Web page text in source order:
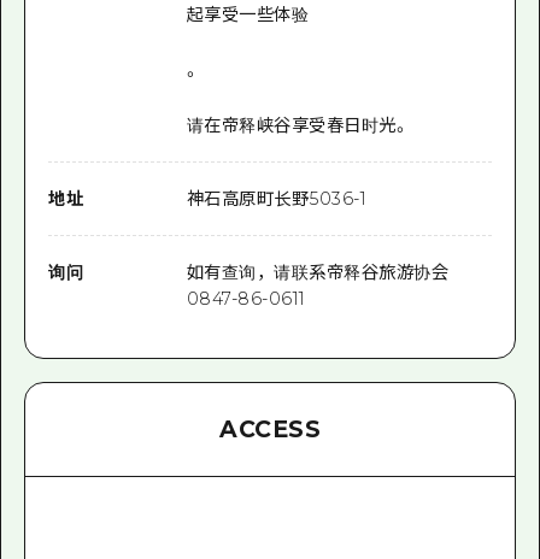
起享受一些体验
。
请在帝释峡谷享受春日时光。
地址 神石高原町长野5036-1
询问
如有查询，请联系帝释谷旅游协会
0847-86-0611
ACCESS